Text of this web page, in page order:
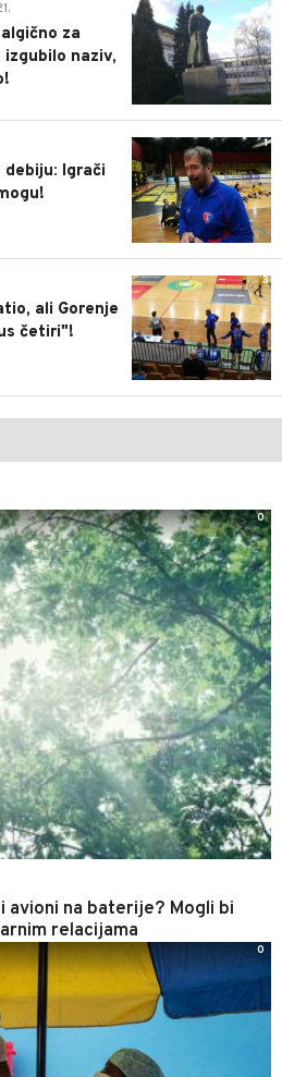
4
za
naziv,
1
Igrači
3
ali Gorenje
četiri"!
na baterije? Mogli bi
relacijama
0
0